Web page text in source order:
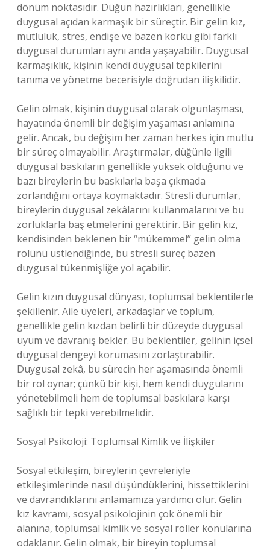
dönüm noktasıdır. Düğün hazırlıkları, genellikle
duygusal açıdan karmaşık bir süreçtir. Bir gelin kız,
mutluluk, stres, endişe ve bazen korku gibi farklı
duygusal durumları aynı anda yaşayabilir. Duygusal
karmaşıklık, kişinin kendi duygusal tepkilerini
tanıma ve yönetme becerisiyle doğrudan ilişkilidir.
Gelin olmak, kişinin duygusal olarak olgunlaşması,
hayatında önemli bir değişim yaşaması anlamına
gelir. Ancak, bu değişim her zaman herkes için mutlu
bir süreç olmayabilir. Araştırmalar, düğünle ilgili
duygusal baskıların genellikle yüksek olduğunu ve
bazı bireylerin bu baskılarla başa çıkmada
zorlandığını ortaya koymaktadır. Stresli durumlar,
bireylerin duygusal zekâlarını kullanmalarını ve bu
zorluklarla baş etmelerini gerektirir. Bir gelin kız,
kendisinden beklenen bir “mükemmel” gelin olma
rolünü üstlendiğinde, bu stresli süreç bazen
duygusal tükenmişliğe yol açabilir.
Gelin kızın duygusal dünyası, toplumsal beklentilerle
şekillenir. Aile üyeleri, arkadaşlar ve toplum,
genellikle gelin kızdan belirli bir düzeyde duygusal
uyum ve davranış bekler. Bu beklentiler, gelinin içsel
duygusal dengeyi korumasını zorlaştırabilir.
Duygusal zekâ, bu sürecin her aşamasında önemli
bir rol oynar; çünkü bir kişi, hem kendi duygularını
yönetebilmeli hem de toplumsal baskılara karşı
sağlıklı bir tepki verebilmelidir.
Sosyal Psikoloji: Toplumsal Kimlik ve İlişkiler
Sosyal etkileşim, bireylerin çevreleriyle
etkileşimlerinde nasıl düşündüklerini, hissettiklerini
ve davrandıklarını anlamamıza yardımcı olur. Gelin
kız kavramı, sosyal psikolojinin çok önemli bir
alanına, toplumsal kimlik ve sosyal roller konularına
odaklanır. Gelin olmak, bir bireyin toplumsal